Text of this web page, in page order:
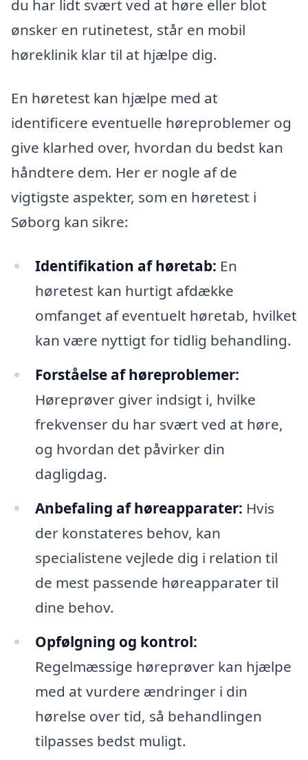
du har lidt svært ved at høre eller blot
ønsker en rutinetest, står en mobil
høreklinik klar til at hjælpe dig.
En høretest kan hjælpe med at
identificere eventuelle høreproblemer og
give klarhed over, hvordan du bedst kan
håndtere dem. Her er nogle af de
vigtigste aspekter, som en høretest i
Søborg kan sikre:
Identifikation af høretab: En
høretest kan hurtigt afdække
omfanget af eventuelt høretab, hvilket
kan være nyttigt for tidlig behandling.
Forståelse af høreproblemer:
Høreprøver giver indsigt i, hvilke
frekvenser du har svært ved at høre,
og hvordan det påvirker din
dagligdag.
Anbefaling af høreapparater: Hvis
der konstateres behov, kan
specialistene vejlede dig i relation til
de mest passende høreapparater til
dine behov.
Opfølgning og kontrol:
Regelmæssige høreprøver kan hjælpe
med at vurdere ændringer i din
hørelse over tid, så behandlingen
tilpasses bedst muligt.